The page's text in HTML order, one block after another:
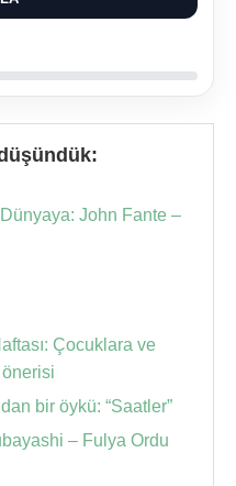
John Fante –
Çocuklara ve
bir öykü: “Saatler”
– Fulya Ordu